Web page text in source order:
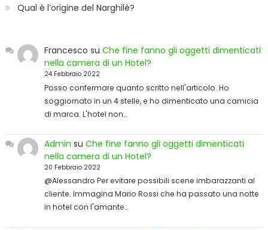
Qual è l’origine del Narghilè?
Francesco suChe fine fanno gli oggetti dimenticati
nella camera di un Hotel?
24 Febbraio 2022
Posso confermare quanto scritto nell'articolo. Ho
soggiornato in un 4 stelle, e ho dimenticato una camicia
di marca. L'hotel non…
Admin suChe fine fanno gli oggetti dimenticati
nella camera di un Hotel?
20 Febbraio 2022
@Alessandro Per evitare possibili scene imbarazzanti al
cliente. Immagina Mario Rossi che ha passato una notte
in hotel con l'amante…